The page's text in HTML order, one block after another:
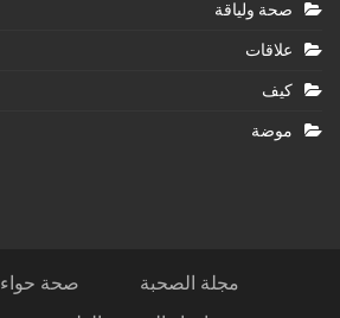
صحة ولياقة
علاقات
كيف
موضة
مجلة الصحبة صحة حواء